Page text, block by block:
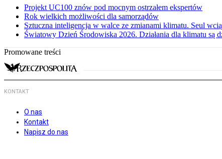
Projekt UC100 znów pod mocnym ostrzałem ekspertów
Rok wielkich możliwości dla samorządów
Sztuczna inteligencja w walce ze zmianami klimatu. Seul
Światowy Dzień Środowiska 2026. Działania dla klimatu są
Promowane treści
KONTAKT
O nas
Kontakt
Napisz do nas